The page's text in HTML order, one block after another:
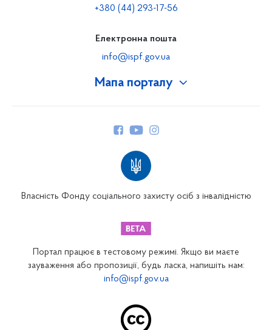
Мапа порталу
Закарпатське відділення
Запорізьке відділення
+380 (44) 293-17-56
Електронна пошта
info@ispf.gov.ua
Власність Фонду соціального захисту осіб з інвалідністю
Портал працює в тестовому режимі. Якщо ви маєте
зауваження або пропозиції, будь ласка, напишіть нам:
info@ispf.gov.ua